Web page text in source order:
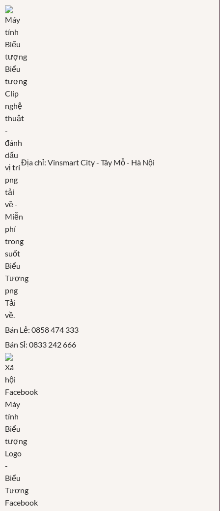
Địa chỉ: Vinsmart City - Tây Mỗ - Hà Nội
Bán Lẻ: 0858 474 333
Bán Sỉ: 0833 242 666